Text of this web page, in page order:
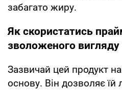
забагато жиру.
Як скористатись
зволоженого
Зазвичай цей продукт
основу. Він дозволяє